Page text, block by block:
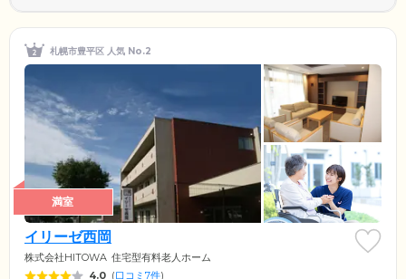
札幌市豊平区 人気 No.2
満室
イリーゼ西岡
株式会社HITOWA 住宅型有料老人ホーム
4.0 (口コミ7件)